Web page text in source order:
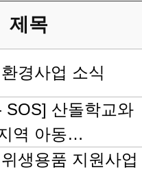
제목
경사업 소식
SOS] 산돌학교와
역 아동…
생용품 지원사업